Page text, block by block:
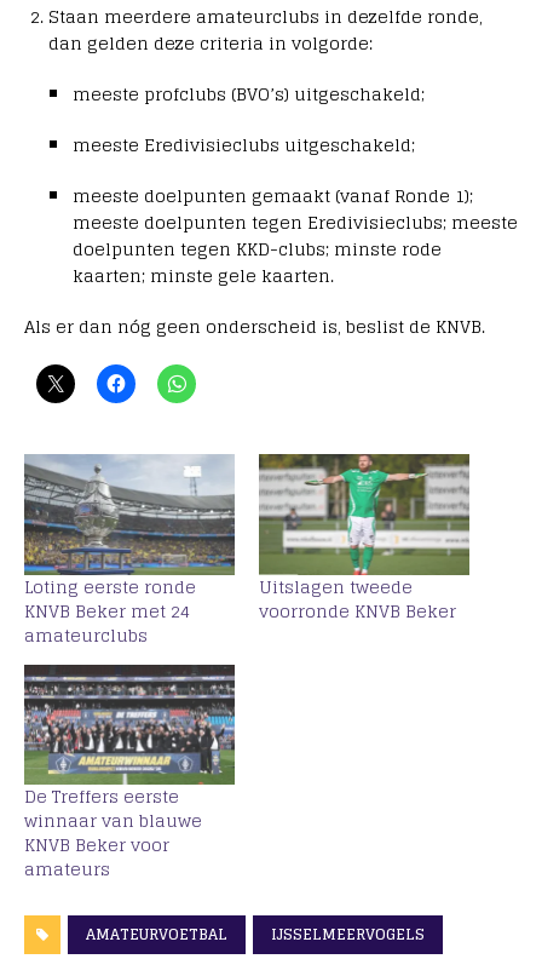
Staan meerdere amateurclubs in dezelfde ronde,
dan gelden deze criteria in volgorde:
meeste profclubs (BVO’s) uitgeschakeld;
meeste Eredivisieclubs uitgeschakeld;
meeste doelpunten gemaakt (vanaf Ronde 1);
meeste doelpunten tegen Eredivisieclubs; meeste
doelpunten tegen KKD-clubs; minste rode
kaarten; minste gele kaarten.
Als er dan nóg geen onderscheid is, beslist de KNVB.
Loting eerste ronde
KNVB Beker met 24
amateurclubs
Uitslagen tweede
voorronde KNVB Beker
De Treffers eerste
winnaar van blauwe
KNVB Beker voor
amateurs
AMATEURVOETBAL IJSSELMEERVOGELS